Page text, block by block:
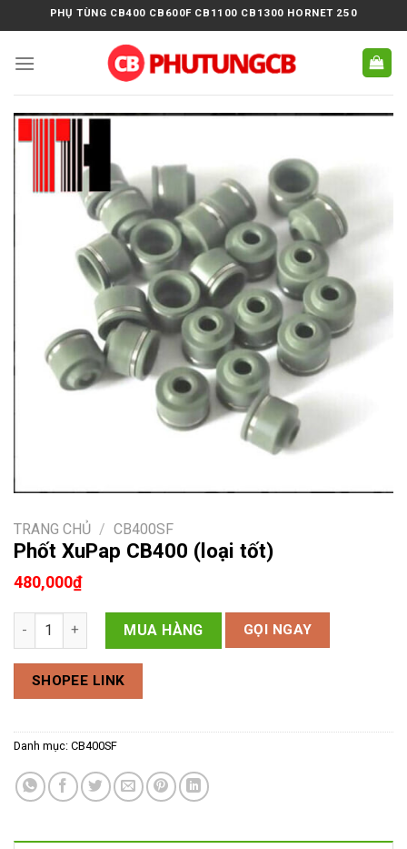
to
content
PHỤ TÙNG CB400 CB600F CB1100 CB1300 HORNET 250
TRANG CHỦ / CB400SF
Phốt XuPap CB400 (loại tốt)
480,000₫
Phốt XuPap CB400 (loại tốt) số lượng
MUA HÀNG GỌI NGAY
SHOPEE LINK
Danh mục: CB400SF